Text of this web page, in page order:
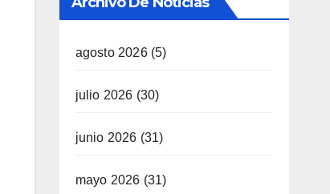
agosto 2026(5)
julio 2026 (30)
junio 2026 (31)
mayo 2026 (31)